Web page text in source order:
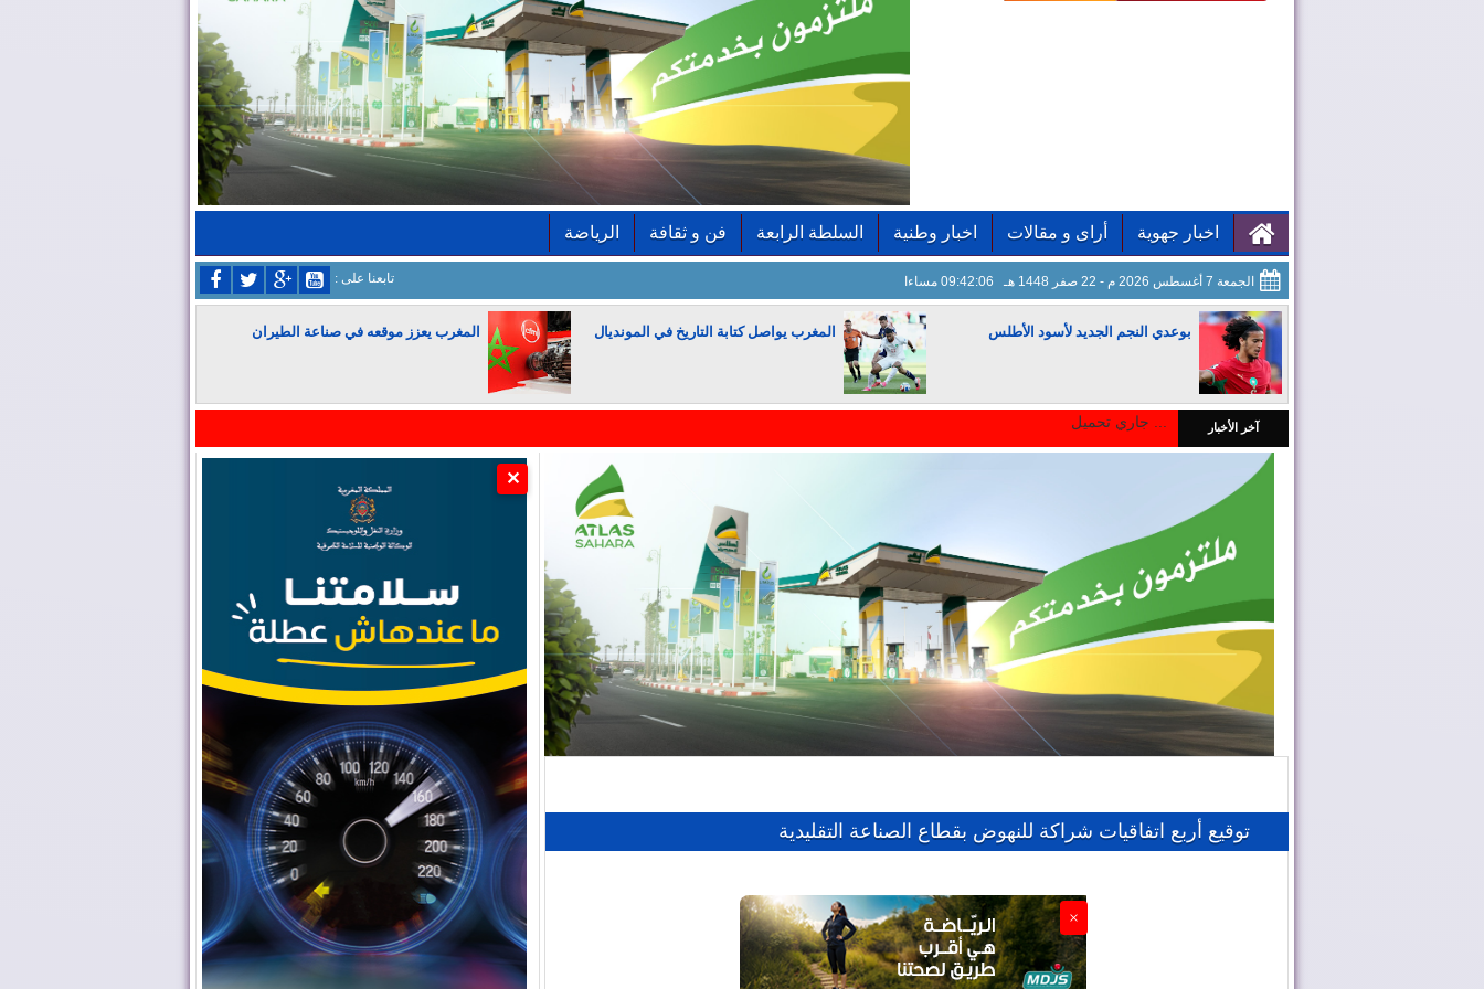
اخبار جهوية أراى و مقالات اخبار وطنية السلطة الرابعة فن و ثقافة الرياضة
الجمعة 7 أغسطس 2026 م - 22 صفر 1448 هـ 09:42:07 مساءا : تابعنا على
بوعدي النجم الجديد لأسود الأطلس المغرب يواصل كتابة التاريخ في المونديال المغرب يعزز موقعه في صناعة الطيران
المغرب يجذب كبار المستثمرين آخر الأخبار
توقيع أربع اتفاقيات شراكة للنهوض بقطاع الصناعة التقليدية
×
✕